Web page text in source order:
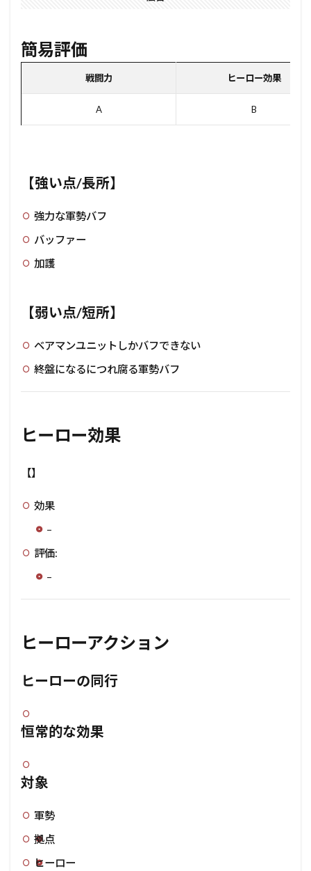
簡易評価
戦闘力 ヒーロー効果
A B
【強い点/長所】
強力な軍勢バフ
バッファー
加護
【弱い点/短所】
ベアマンユニットしかバフできない
終盤になるにつれ腐る軍勢バフ
ヒーロー効果
【】
効果
–
評価:
–
ヒーローアクション
ヒーローの同行
恒常的な効果
対象
軍勢
拠点
ヒーロー